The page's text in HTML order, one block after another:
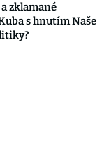
zklamané
s hnutím Naše